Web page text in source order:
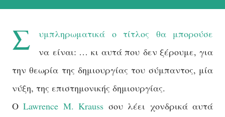
Σ
υμπληρωματικά ο τίτλος θα μπορούσε
να είναι: … κι αυτά που δεν ξέρουμε, για
την θεωρία της δημιουργίας του σύμπαντος, μία
νύξη, της επιστημονικής δημιουργίας.
ΟLawrence M. Krauss σου λέει χονδρικά αυτά